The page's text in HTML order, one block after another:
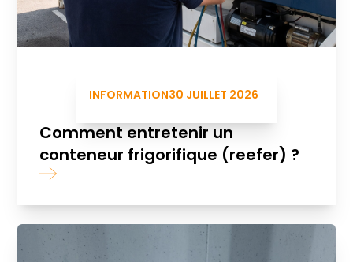
INFORMATION30 JUILLET 2026
Comment entretenir un
conteneur frigorifique (reefer) ?